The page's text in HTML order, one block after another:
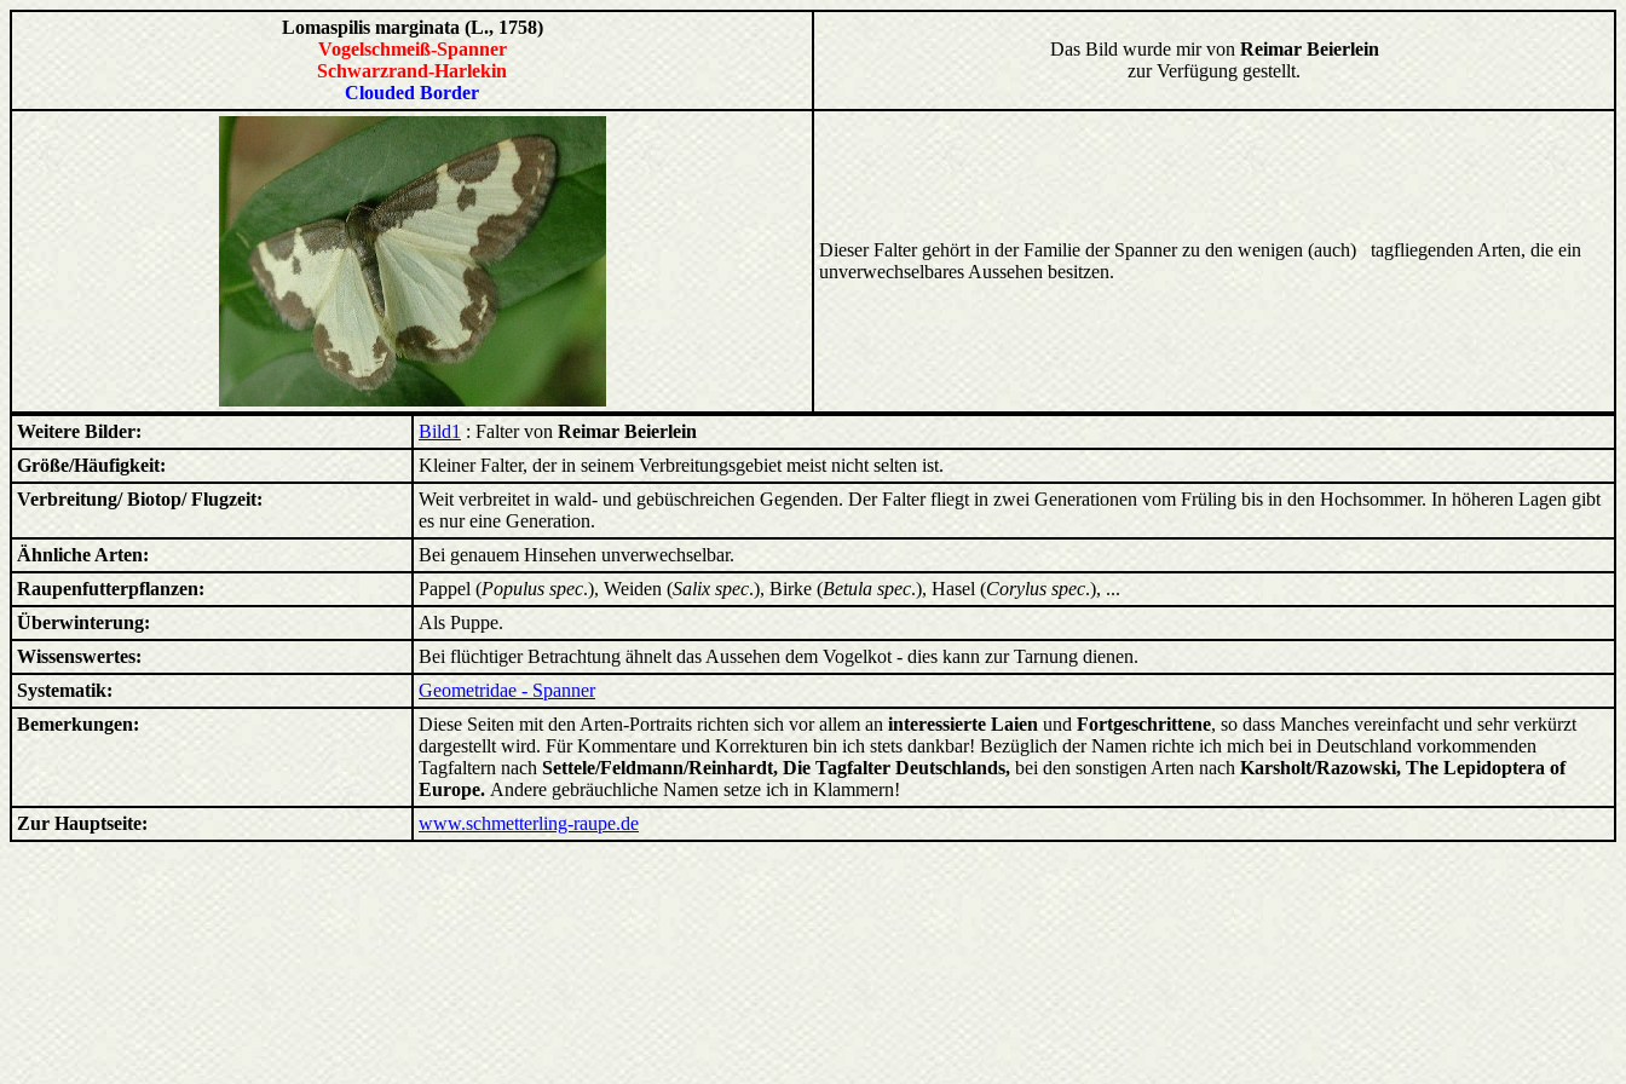
Lomaspilis marginata (L., 1758)
Vogelschmeiß-Spanner
Schwarzrand-Harlekin
Clouded Border
Das Bild wurde mir von Reimar Beierlein
zur Verfügung gestellt.
Dieser Falter gehört in der Familie der Spanner zu den wenigen (auch) tagfliegenden Arten, die ein
unverwechselbares Aussehen besitzen.
Weitere Bilder: Bild1 : Falter von Reimar Beierlein
Größe/Häufigkeit:
Kleiner Falter, der in seinem Verbreitungsgebiet meist nicht selten ist.
Verbreitung/ Biotop/ Flugzeit:
Weit verbreitet in wald- und gebüschreichen Gegenden. Der Falter fliegt in zwei Generationen vom Früling bis in den Hochsommer. In höheren Lagen gibt
es nur eine Generation.
Ähnliche Arten:
Bei genauem Hinsehen unverwechselbar.
Raupenfutterpflanzen:
Pappel (Populus spec.), Weiden (Salix spec.), Birke (Betula spec.), Hasel (Corylus spec.), ...
Überwinterung:
Als Puppe.
Wissenswertes:
Bei flüchtiger Betrachtung ähnelt das Aussehen dem Vogelkot - dies kann zur Tarnung dienen.
Systematik:
Geometridae - Spanner
Bemerkungen:
Diese Seiten mit den Arten-Portraits richten sich vor allem an interessierte Laien und Fortgeschrittene, so dass Manches vereinfacht und sehr verkürzt
dargestellt wird. Für Kommentare und Korrekturen bin ich stets dankbar! Bezüglich der Namen richte ich mich bei in Deutschland vorkommenden
Tagfaltern nach Settele/Feldmann/Reinhardt, Die Tagfalter Deutschlands, bei den sonstigen Arten nach Karsholt/Razowski, The Lepidoptera of
Europe. Andere gebräuchliche Namen setze ich in Klammern!
Zur Hauptseite:
www.schmetterling-raupe.de